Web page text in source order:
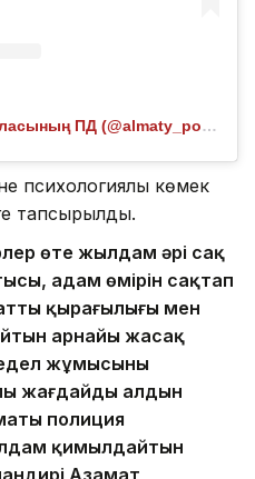
Публикация от Алматы қаласының ПД (@almaty_police_department)
психологиялық көмек
тапсырылды.
өте жылдам әрі сақ
адам өмірін сақтап
қырағылығы мен
арнайы жасақ
жұмысының
жағдайдың алдын
полиция
қимылдайтын
Азамат